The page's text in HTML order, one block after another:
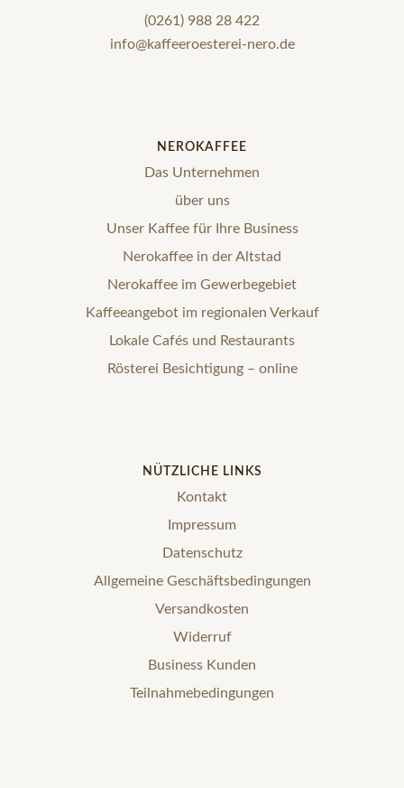
(0261) 988 28 422
info@kaffeeroesterei-nero.de
NEROKAFFEE
Das Unternehmen
über uns
Unser Kaffee für Ihre Business
Nerokaffee in der Altstad
Nerokaffee im Gewerbegebiet
Kaffeeangebot im regionalen Verkauf
Lokale Cafés und Restaurants
Rösterei Besichtigung – online
NÜTZLICHE LINKS
Kontakt
Impressum
Datenschutz
Allgemeine Geschäftsbedingungen
Versandkosten
Widerruf
Business Kunden
Teilnahmebedingungen